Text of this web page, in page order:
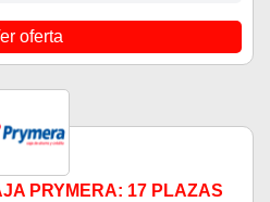
oferta
PRYMERA: 17 PLAZAS